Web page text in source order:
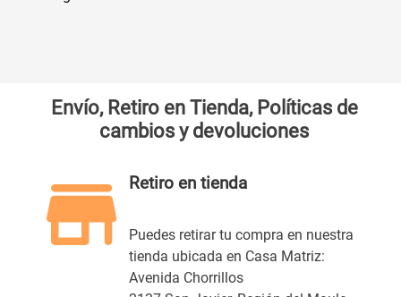
Envío, Retiro en Tienda, Políticas de
cambios y devoluciones
Retiro en tienda
Puedes retirar tu compra en nuestra
tienda ubicada en Casa Matriz:
Avenida Chorrillos